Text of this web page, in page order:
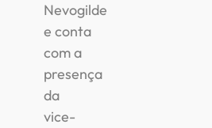
Nevogilde
e conta
com a
presença
da
vice-